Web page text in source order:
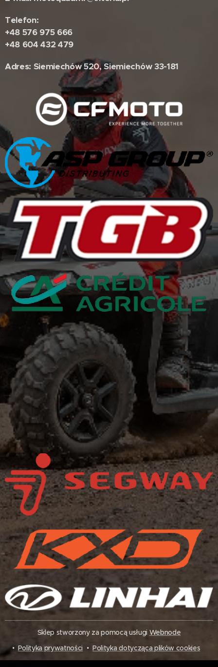
Telefon:
+48 576 975 666
+48 604 432 479
Adres: Siemiechów 520, Siemiechów 33-181
Sklep stworzony za pomocą usługi Webnode
Polityka prywatności
Polityka dotycząca plików cookies